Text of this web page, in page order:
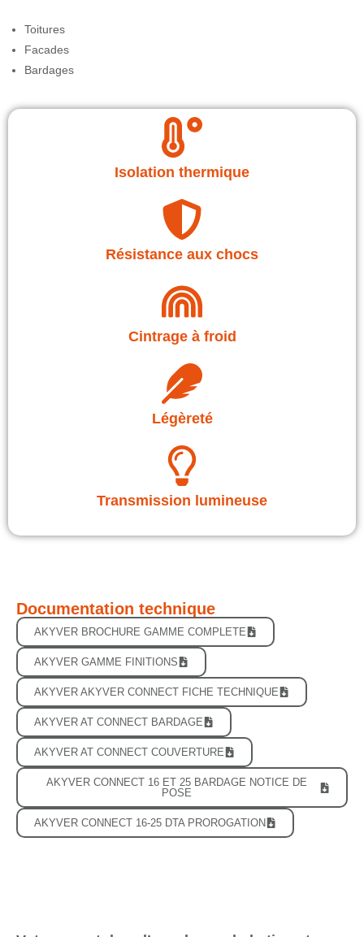
Toitures
Facades
Bardages
Isolation thermique
Résistance aux chocs
Cintrage à froid
Légèreté
Transmission lumineuse
Documentation technique
AKYVER BROCHURE GAMME COMPLETE
AKYVER GAMME FINITIONS
AKYVER AKYVER CONNECT FICHE TECHNIQUE
AKYVER AT CONNECT BARDAGE
AKYVER AT CONNECT COUVERTURE
AKYVER CONNECT 16 ET 25 BARDAGE NOTICE DE
POSE
AKYVER CONNECT 16-25 DTA PROROGATION